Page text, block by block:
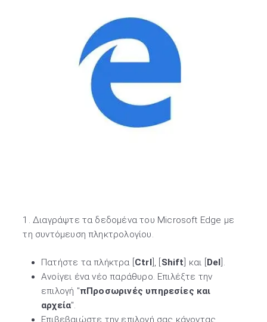
1. Διαγράψτε τα δεδομένα του Microsoft Edge με
τη συντόμευση πληκτρολογίου.
Πατήστε τα πλήκτρα [ Ctrl], [ Shift ] και [ Del ].
Ανοίγει ένα νέο παράθυρο. Επιλέξτε την
επιλογή "πΠροσωρινές υπηρεσίες και
αρχεία".
Επιβεβαιώστε την επιλογή σας κάνοντας